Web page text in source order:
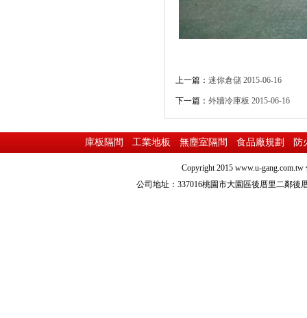
上一篇： 迷你倉儲 2015-06-16
下一篇： 外牆冷庫板 2015-06-16
庫板隔間 工業地板 無塵室隔間 食品廠規劃 防
Copyright 2015 www.u-gang.com.tw
公司地址：337016桃園市大園區後厝里二鄰後